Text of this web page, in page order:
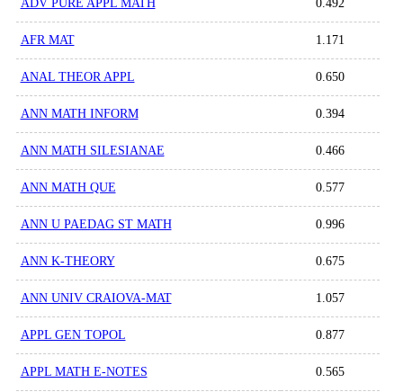
ADV PURE APPL MATH 0.492
AFR MAT 1.171
ANAL THEOR APPL 0.650
ANN MATH INFORM 0.394
ANN MATH SILESIANAE 0.466
ANN MATH QUE 0.577
ANN U PAEDAG ST MATH 0.996
ANN K-THEORY 0.675
ANN UNIV CRAIOVA-MAT 1.057
APPL GEN TOPOL 0.877
APPL MATH E-NOTES 0.565